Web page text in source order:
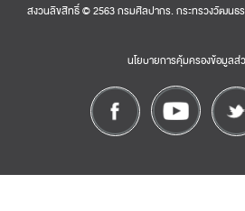
สงวนลิขสิทธิ์ © 2563 กรมศิลปากร. กระทรวงวัฒนธ
นโยบายการคุ้มครองข้อมูล